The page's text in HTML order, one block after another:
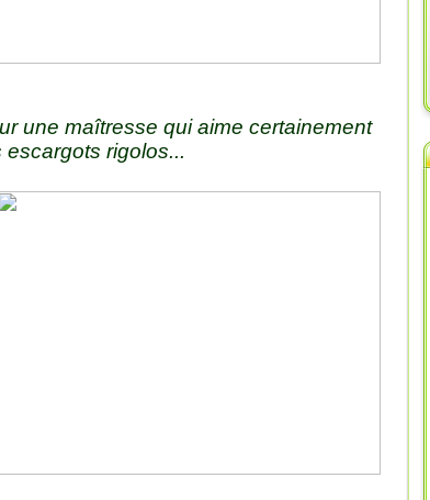
une maîtresse qui aime certainement
escargots rigolos...